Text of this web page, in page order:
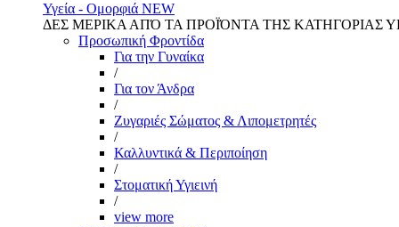
Υγεία - Ομορφιά NEW
ΔΕΣ ΜΕΡΙΚΑ ΑΠΌ ΤΑ ΠΡΟΪΌΝΤΑ ΤΗΣ ΚΑΤΗΓΟΡΙΑΣ
Προσωπική Φροντίδα
Για την Γυναίκα
/
Για τον Άνδρα
/
Ζυγαριές Σώματος & Λιπομετρητές
/
Καλλυντικά & Περιποίηση
/
Στοματική Υγιεινή
/
view more